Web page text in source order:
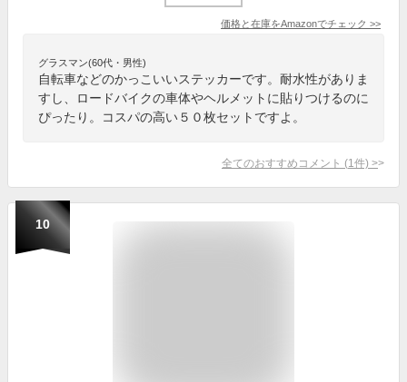
価格と在庫をAmazonでチェック >>
グラスマン(60代・男性)
自転車などのかっこいいステッカーです。耐水性がありま
すし、ロードバイクの車体やヘルメットに貼りつけるのに
ぴったり。コスパの高い５０枚セットですよ。
全てのおすすめコメント (1 件) >
10